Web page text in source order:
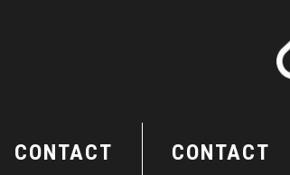
CONTACT CONTACT